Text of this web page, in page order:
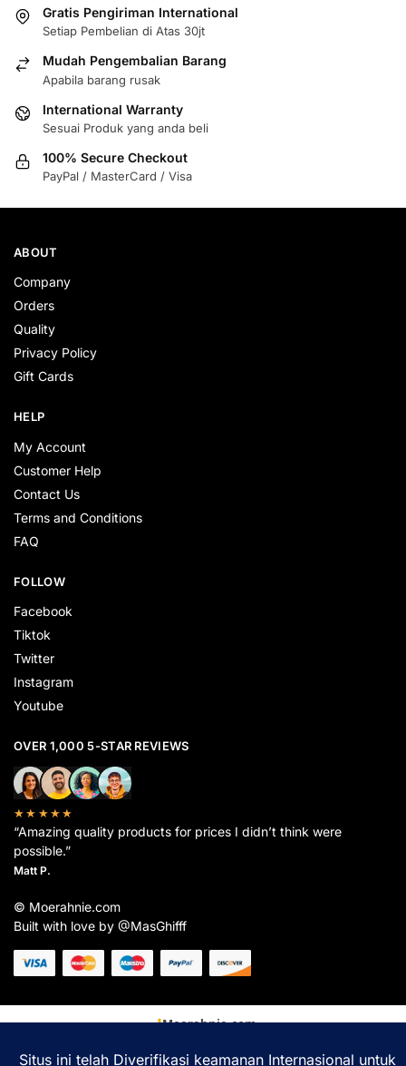
Gratis Pengiriman International
Setiap Pembelian di Atas 30jt
Mudah Pengembalian Barang
Apabila barang rusak
International Warranty
Sesuai Produk yang anda beli
100% Secure Checkout
PayPal / MasterCard / Visa
ABOUT
Company
Orders
Quality
Privacy Policy
Gift Cards
HELP
My Account
Customer Help
Contact Us
Terms and Conditions
FAQ
FOLLOW
Facebook
Tiktok
Twitter
Instagram
Youtube
OVER 1,000 5-STAR REVIEWS
★★★★★
“Amazing quality products for prices I didn’t think were
possible.”
Matt P.
© Moerahnie.com
Built with love by @MasGhifff
Moerahnie.com
pengalaman belanja terbaik Anda.